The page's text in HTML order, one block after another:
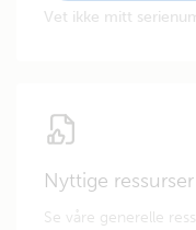
Vet ikke mitt
Nyttige ressurser
Se våre generelle